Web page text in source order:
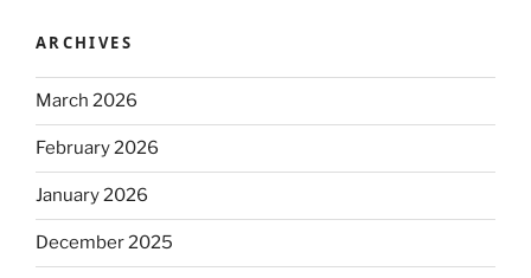
ARCHIVES
March 2026
February 2026
January 2026
December 2025